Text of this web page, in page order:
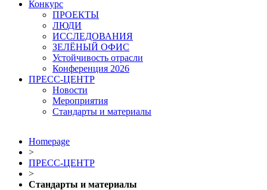
Конкурс
ПРОЕКТЫ
ЛЮДИ
ИССЛЕДОВАНИЯ
ЗЕЛЁНЫЙ ОФИС
Устойчивость отрасли
Конференция 2026
ПРЕСС-ЦЕНТР
Новости
Мероприятия
Стандарты и материалы
Homepage
>
ПРЕСС-ЦЕНТР
>
Стандарты и материалы